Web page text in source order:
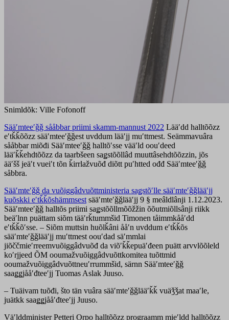
Snimldõk: Ville Fofonoff
Sääʹmteeʹǧǧ sååbbar priimi skamm-mannust 2022 Lääʹdd halltõõzz
eʹtǩǩõõzz sääʹmteeʹǧǧest uvddum lääʹjj muʹttmest. Seämmavuâra
sååbbar miõđi Sääʹmteeʹǧǧ halltõʹsse vääʹld oouʹdeed
lääʹǩǩehdtõõzz da taarbšeen saǥstõõllâd muuttâsehdtõõzzin, jõs
ääʹšš jeäʹt vueiʹt tõn ǩirrlažvuõđ diõtt puʹhtted ođđ Sääʹmteeʹǧǧ
såbbra.
Sääʹmteʹǧǧ da vuõiggâdvuõttministeria saǥstõʹlle sääʹmteʹǧǧlääʹjj
kuõskki eʹtǩǩõshämmsest sääʹmteʹǧǧlääʹjj 9 § meâldlânji 1.12.2023.
Sääʹmteeʹǧǧ halltõs priimi saǥstõõllmõõžžin õõutmiõllsânji riikk
beäʹlnn puättam siõm tääʹrǩtummšid Timonen tåimmkååʹdd
eʹtǩǩõʹsse. – Siõm muttsin huõlǩâni ååʹn uvddum eʹtǩǩõs
sääʹmteʹǧǧlääʹjj muʹttmest oouʹdad säʹmmlai
jiõččmieʹrreemvuõiggâdvuõđ da viõʹǩǩepuäʹđeen puätt arvvlõõleld
koʹrjjeed ÕM ooumažvuõiggâdvuõttkomitea tuõttmid
ooumažvuõiggâdvuõttneuʹrrummšid, särnn Sääʹmteeʹǧǧ
saaǥǥjååʹđteeʹjj Tuomas Aslak Juuso.
– Tuäivam tuõđi, što tän vuâra sääʹmteʹǧǧlääʹǩǩ vuäǯǯat maaʹle,
juätkk saaǥǥjååʹđteeʹjj Juuso.
Väʹlddminister Petteri Orpo halltõõzz prograamm mieʹldd halltõõzz